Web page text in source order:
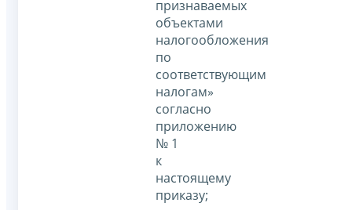
признаваемых
объектами
налогообложения
по
соответствующим
налогам»
согласно
приложению
№ 1
к
настоящему
приказу;